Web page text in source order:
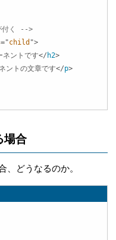
付く -->
="child ">
ネントです</ h2>
ントの文章です</p>
場合
、どうなるのか。